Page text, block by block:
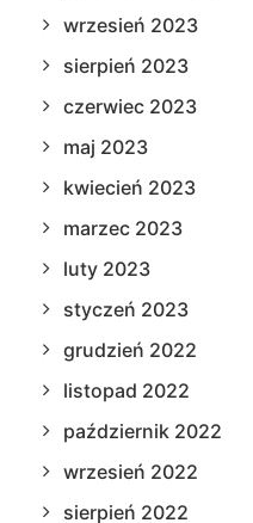
wrzesień 2023
sierpień 2023
czerwiec 2023
maj 2023
kwiecień 2023
marzec 2023
luty 2023
styczeń 2023
grudzień 2022
listopad 2022
październik 2022
wrzesień 2022
sierpień 2022